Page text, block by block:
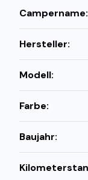
Campername:
Hersteller:
Modell:
Farbe:
Baujahr: